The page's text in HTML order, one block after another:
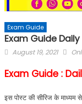
Exam Guide
Exam Guide Daily
August 19, 2021
Exam Guide :
इस पोस्ट की सीरिज के